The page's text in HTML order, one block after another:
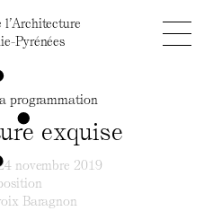
Pyrénées
programmation
exquise
novembre 2019
Baragnon